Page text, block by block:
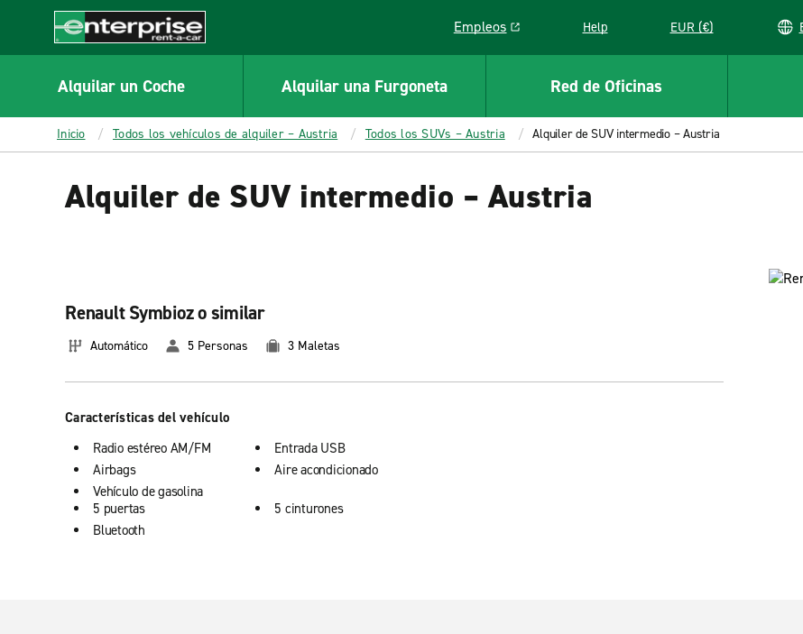
CONTENT
Enterprise
Empleos
Link opens in a new window
Help EUR (€)
Alquilar un Coche Alquilar una Furgoneta Red de Oficinas
Inicio Todos los vehículos de alquiler – Austria Todos los SUVs – Austria Alquiler de SUV intermedio – Austria
Alquiler de SUV intermedio – Austria
Renault Symbioz o similar
Automático 5 Personas 3 Maletas
Características del vehículo
Radio estéreo AM/FM
Airbags
Vehículo de gasolina
Entrada USB
Aire acondicionado
5 puertas
Bluetooth
5 cinturones